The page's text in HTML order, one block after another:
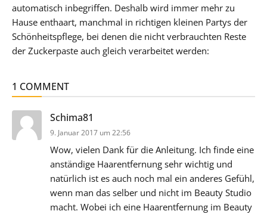
automatisch inbegriffen. Deshalb wird immer mehr zu
Hause enthaart, manchmal in richtigen kleinen Partys der
Schönheitspflege, bei denen die nicht verbrauchten Reste
der Zuckerpaste auch gleich verarbeitet werden:
1 COMMENT
Schima81
9. Januar 2017 um 22:56
Wow, vielen Dank für die Anleitung. Ich finde eine
anständige Haarentfernung sehr wichtig und
natürlich ist es auch noch mal ein anderes Gefühl,
wenn man das selber und nicht im Beauty Studio
macht. Wobei ich eine Haarentfernung im Beauty